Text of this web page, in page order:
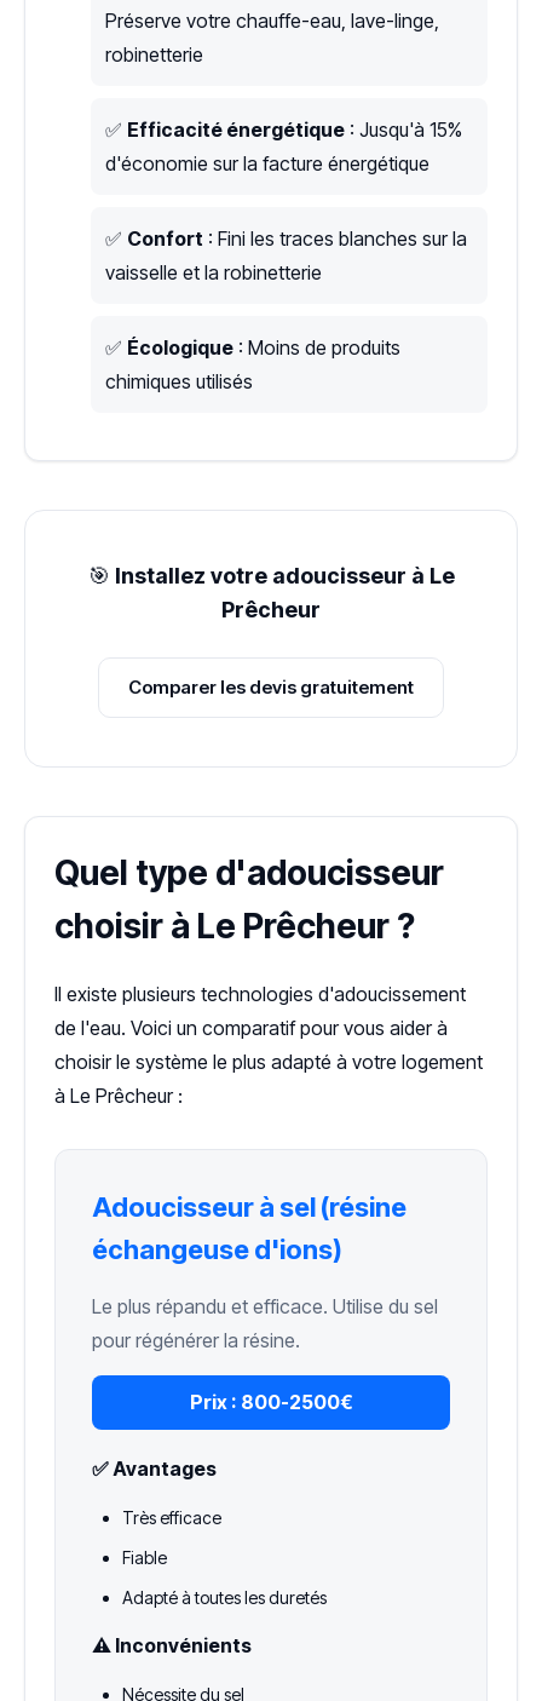
Préserve votre chauffe-eau, lave-linge,
robinetterie
✅ Efficacité énergétique : Jusqu'à 15%
d'économie sur la facture énergétique
✅ Confort : Fini les traces blanches sur la
vaisselle et la robinetterie
✅ Écologique : Moins de produits
chimiques utilisés
🎯 Installez votre adoucisseur à Le
Prêcheur
Comparer les devis gratuitement
Quel type d'adoucisseur
choisir à Le Prêcheur ?
Il existe plusieurs technologies d'adoucissement
de l'eau. Voici un comparatif pour vous aider à
choisir le système le plus adapté à votre logement
à Le Prêcheur :
Adoucisseur à sel (résine
échangeuse d'ions)
Le plus répandu et efficace. Utilise du sel
pour régénérer la résine.
Prix : 800-2500€
✅ Avantages
Très efficace
Fiable
Adapté à toutes les duretés
⚠️ Inconvénients
Nécessite du sel